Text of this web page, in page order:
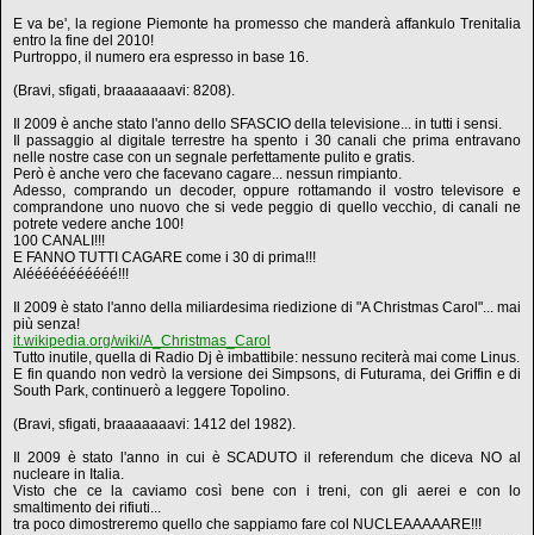
E va be', la regione Piemonte ha promesso che manderà affankulo Trenitalia
entro la fine del 2010!
Purtroppo, il numero era espresso in base 16.
(Bravi, sfigati, braaaaaaavi: 8208).
Il 2009 è anche stato l'anno dello SFASCIO della televisione... in tutti i sensi.
Il passaggio al digitale terrestre ha spento i 30 canali che prima entravano
nelle nostre case con un segnale perfettamente pulito e gratis.
Però è anche vero che facevano cagare... nessun rimpianto.
Adesso, comprando un decoder, oppure rottamando il vostro televisore e
comprandone uno nuovo che si vede peggio di quello vecchio, di canali ne
potrete vedere anche 100!
100 CANALI!!!
E FANNO TUTTI CAGARE come i 30 di prima!!!
Alééééééééééé!!!
Il 2009 è stato l'anno della miliardesima riedizione di "A Christmas Carol"... mai
più senza!
it.wikipedia.org/wiki/A_Christmas_Carol
Tutto inutile, quella di Radio Dj è imbattibile: nessuno reciterà mai come Linus.
E fin quando non vedrò la versione dei Simpsons, di Futurama, dei Griffin e di
South Park, continuerò a leggere Topolino.
(Bravi, sfigati, braaaaaaavi: 1412 del 1982).
Il 2009 è stato l'anno in cui è SCADUTO il referendum che diceva NO al
nucleare in Italia.
Visto che ce la caviamo così bene con i treni, con gli aerei e con lo
smaltimento dei rifiuti...
tra poco dimostreremo quello che sappiamo fare col NUCLEAAAAARE!!!